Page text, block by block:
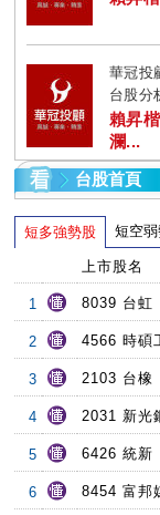
華冠投
台股分
賴昇
瀾...
台股首頁
短多強勢股 短空
上市股名
1 8039 台虹
2 4566 時碩
3 2103 台橡
4 2031 新光
5 6426 統新
6 8454 富邦